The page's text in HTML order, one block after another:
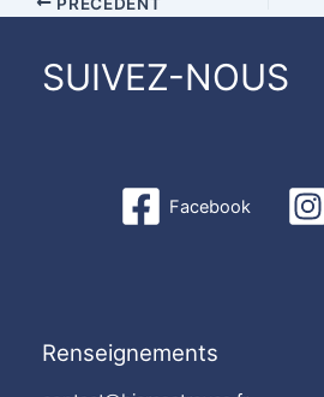
SUIVEZ-NOUS
Facebook
Renseignements